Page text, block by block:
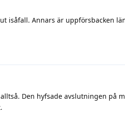
isåfall. Annars är uppförsbacken
Den hyfsade avslutningen på